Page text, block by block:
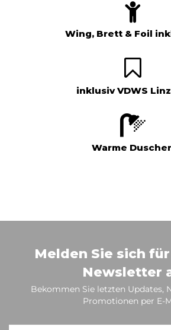
Wing, Brett & Foil
inklusiv VDWS
Warme
Melden Sie sich
Newsletter
Bekommen Sie letzten Updates,
Promotionen per E-